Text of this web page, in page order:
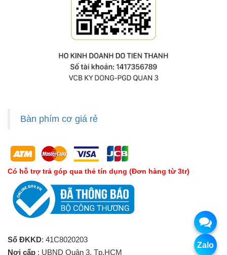
Bàn phím cơ giá rẻ
Có hỗ trợ trả góp qua thẻ tín dụng (Đơn hàng từ 3tr)
Số ĐKKD: 41C8020203
Nơi cấp : UBND Quận 3, Tp.HCM
Zalo